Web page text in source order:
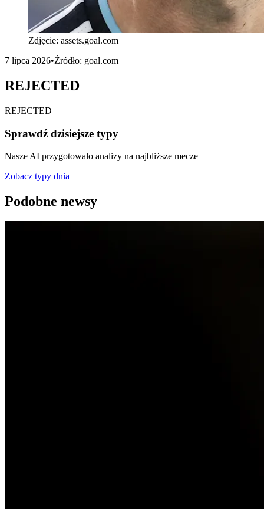
Zdjęcie: assets.goal.com
7 lipca 2026•Źródło: goal.com
REJECTED
REJECTED
Sprawdź dzisiejsze typy
Nasze AI przygotowało analizy na najbliższe mecze
Zobacz typy dnia
Podobne newsy